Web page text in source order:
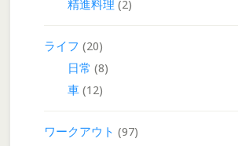
精進料理 (2)
ライフ (20)
日常 (8)
車(12)
ワークアウト (97)